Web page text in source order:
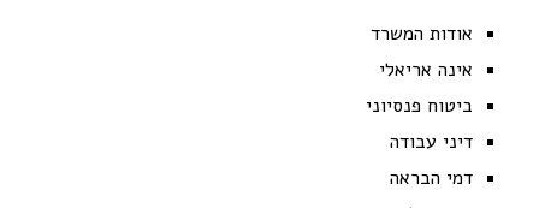
אודות המשרד
אינה אריאלי
ביטוח פנסיוני
דיני עבודה
דמי הבראה